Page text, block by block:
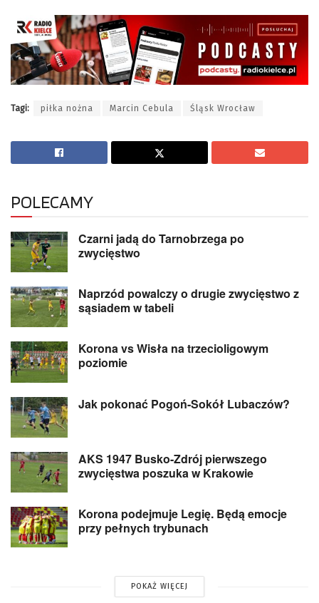
Tagi: piłka nożna Marcin Cebula Śląsk Wrocław
POLECAMY
Czarni jadą do Tarnobrzega po
zwycięstwo
Naprzód powalczy o drugie zwycięstwo z
sąsiadem w tabeli
Korona vs Wisła na trzecioligowym
poziomie
Jak pokonać Pogoń-Sokół Lubaczów?
AKS 1947 Busko-Zdrój pierwszego
zwycięstwa poszuka w Krakowie
Korona podejmuje Legię. Będą emocje
przy pełnych trybunach
POKAŻ WIĘCEJ